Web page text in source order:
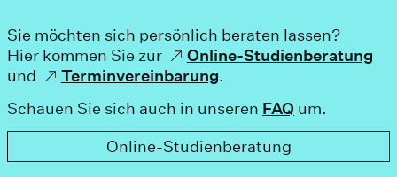
Sie möchten sich persönlich beraten lassen?
Hier kommen Sie zur
Online-Studienberatung
und
Terminvereinbarung.
Schauen Sie sich auch in unseren FAQ um.
Online-Studienberatung